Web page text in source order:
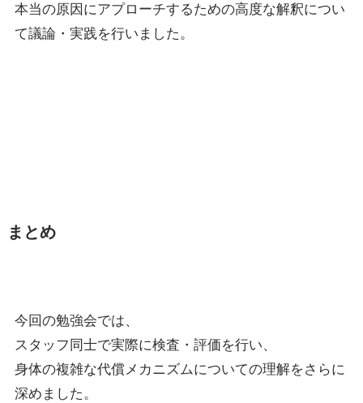
本当の原因にアプローチするための高度な解釈につい
て議論・実践を行いました。
まとめ
今回の勉強会では、
スタッフ同士で実際に検査・評価を行い、
身体の複雑な代償メカニズムについての理解をさらに
深めました。